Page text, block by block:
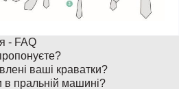
- FAQ
ваші краватки?
пральній машині?